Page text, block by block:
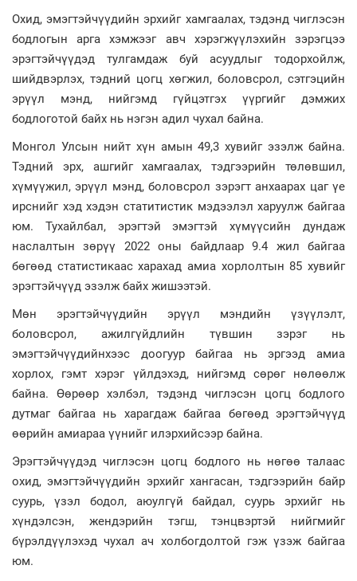
Охид, эмэгтэйчүүдийн эрхийг хамгаалах, тэдэнд чиглэсэн
бодлогын арга хэмжээг авч хэрэгжүүлэхийн зэрэгцээ
эрэгтэйчүүдэд тулгамдаж буй асуудлыг тодорхойлж,
шийдвэрлэх, тэдний цогц хөгжил, боловсрол, сэтгэцийн
эрүүл мэнд, нийгэмд гүйцэтгэх үүргийг дэмжих
бодлоготой байх нь нэгэн адил чухал байна.
Монгол Улсын нийт хүн амын 49,3 хувийг эзэлж байна.
Тэдний эрх, ашгийг хамгаалах, тэдгээрийн төлөвшил,
хүмүүжил, эрүүл мэнд, боловсрол зэрэгт анхаарах цаг үе
ирснийг хэд хэдэн статитистик мэдээлэл харуулж байгаа
юм. Тухайлбал, эрэгтэй эмэгтэй хүмүүсийн дундаж
наслалтын зөрүү 2022 оны байдлаар 9.4 жил байгаа
бөгөөд статистикаас харахад амиа хорлолтын 85 хувийг
эрэгтэйчүүд эзэлж байх жишээтэй.
Мөн эрэгтэйчүүдийн эрүүл мэндийн үзүүлэлт,
боловсрол, ажилгүйдлийн түвшин зэрэг нь
эмэгтэйчүүдийнхээс доогуур байгаа нь эргээд амиа
хорлох, гэмт хэрэг үйлдэхэд, нийгэмд сөрөг нөлөөлж
байна. Өөрөөр хэлбэл, тэдэнд чиглэсэн цогц бодлого
дутмаг байгаа нь харагдаж байгаа бөгөөд эрэгтэйчүүд
өөрийн амиараа үүнийг илэрхийсээр байна.
Эрэгтэйчүүдэд чиглэсэн цогц бодлого нь нөгөө талаас
охид, эмэгтэйчүүдийн эрхийг хангасан, тэдгээрийн байр
суурь, үзэл бодол, аюулгүй байдал, суурь эрхийг нь
хүндэлсэн, жендэрийн тэгш, тэнцвэртэй нийгмийг
бүрэлдүүлэхэд чухал ач холбогдолтой гэж үзэж байгаа
юм.